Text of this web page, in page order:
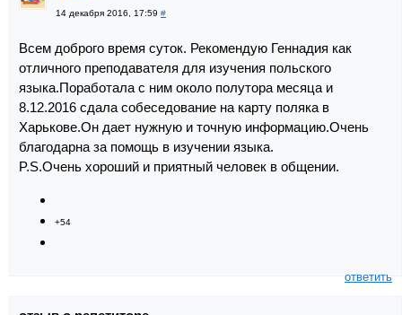
14 декабря 2016, 17:59 #
Всем доброго время суток. Рекомендую Геннадия как
отличного преподавателя для изучения польского
языка.Поработала с ним около полутора месяца и
8.12.2016 сдала собеседование на карту поляка в
Харькове.Он дает нужную и точную информацию.Очень
благодарна за помощь в изучении языка.
P.S.Очень хороший и приятный человек в общении.
+54
ответить